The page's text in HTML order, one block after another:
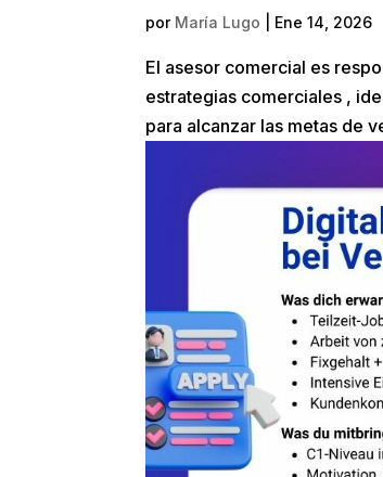
por María Lugo Ene 14, 2026
El asesor comercial es
estrategias comerciales ,
para alcanzar las metas de